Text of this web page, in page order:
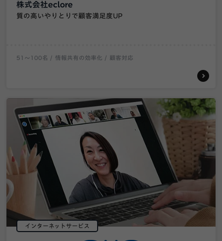
株式会社eclore
質の高いやりとりで顧客満足度UP
51〜100名 情報共有の効率化 顧客対応
インターネットサービス